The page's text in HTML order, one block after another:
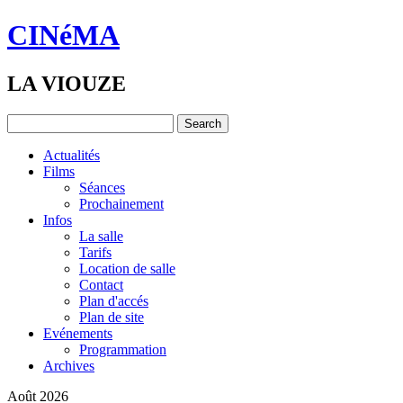
CINéMA
LA VIOUZE
Actualités
Films
Séances
Prochainement
Infos
La salle
Tarifs
Location de salle
Contact
Plan d'accés
Plan de site
Evénements
Programmation
Archives
Août 2026